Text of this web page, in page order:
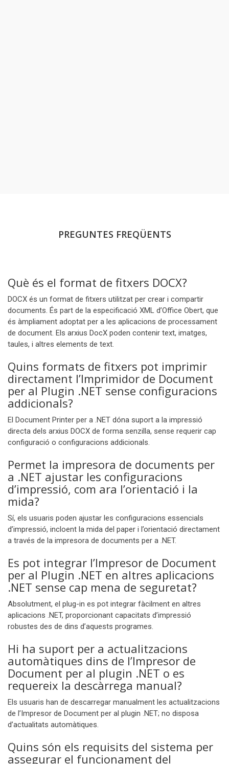
PREGUNTES FREQÜENTS
Què és el format de fitxers DOCX?
DOCX és un format de fitxers utilitzat per crear i compartir
documents. És part de la especificació XML d’Office Obert, que
és àmpliament adoptat per a les aplicacions de processament
de document. Els arxius DocX poden contenir text, imatges,
taules, i altres elements de text.
Quins formats de fitxers pot imprimir
directament l’Imprimidor de Document
per al Plugin .NET sense configuracions
addicionals?
El Document Printer per a .NET dóna suport a la impressió
directa dels arxius DOCX de forma senzilla, sense requerir cap
configuració o configuracions addicionals.
Permet la impresora de documents per
a .NET ajustar les configuracions
d’impressió, com ara l’orientació i la
mida?
Sí, els usuaris poden ajustar les configuracions essencials
d’impressió, incloent la mida del paper i l’orientació directament
a través de la impresora de documents per a .NET.
Es pot integrar l’Impresor de Document
per al Plugin .NET en altres aplicacions
.NET sense cap mena de seguretat?
Absolutment, el plug-in es pot integrar fàcilment en altres
aplicacions .NET, proporcionant capacitats d’impressió
robustes des de dins d’aquests programes.
Hi ha suport per a actualitzacions
automàtiques dins de l’Impresor de
Document per al plugin .NET o es
requereix la descàrrega manual?
Els usuaris han de descarregar manualment les actualitzacions
de l’Impresor de Document per al plugin .NET; no disposa
d’actualitats automàtiques.
Quins són els requisits del sistema per
assegurar el funcionament del